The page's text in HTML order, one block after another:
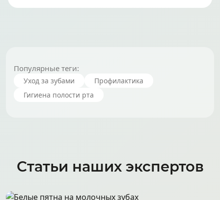
Популярные теги:
Уход за зубами
Профилактика
Гигиена полости рта
Статьи наших экспертов